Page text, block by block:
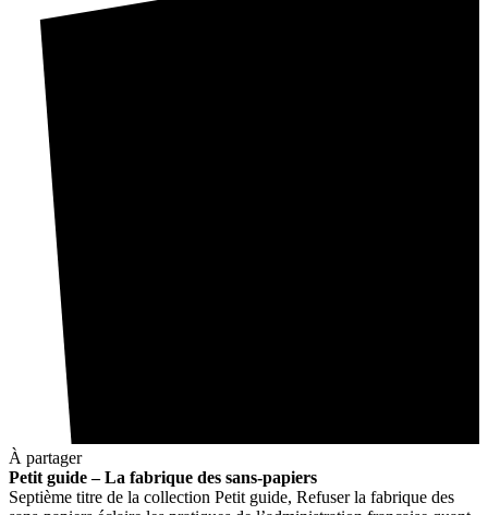
À partager
Petit guide – La fabrique des sans-papiers
Septième titre de la collection Petit guide, Refuser la fabrique des